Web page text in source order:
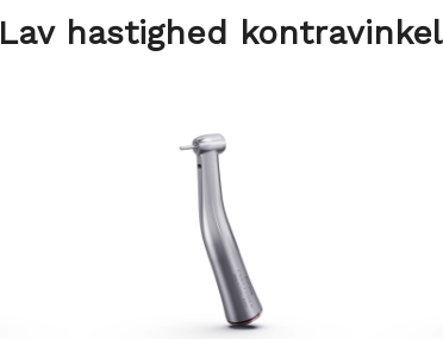
Lav hastighed kontravinkel